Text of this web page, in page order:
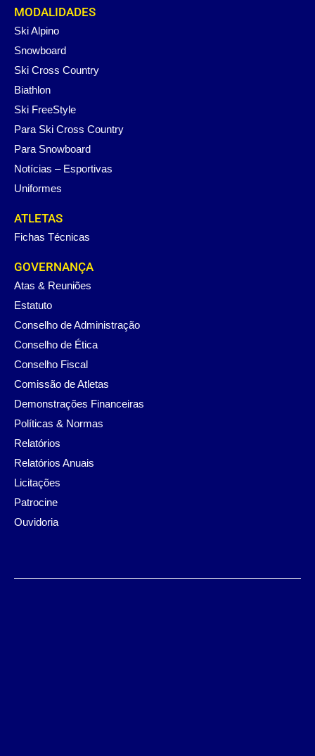
MODALIDADES
Ski Alpino
Snowboard
Ski Cross Country
Biathlon
Ski FreeStyle
Para Ski Cross Country
Para Snowboard
Notícias – Esportivas
Uniformes
ATLETAS
Fichas Técnicas
GOVERNANÇA
Atas & Reuniões
Estatuto
Conselho de Administração
Conselho de Ética
Conselho Fiscal
Comissão de Atletas
Demonstrações Financeiras
Políticas & Normas
Relatórios
Relatórios Anuais
Licitações
Patrocine
Ouvidoria